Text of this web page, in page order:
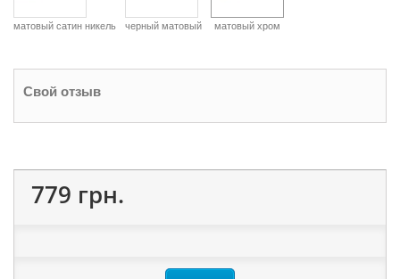
матовый сатин никель черный матовый матовый хром
Свой отзыв
779 грн.